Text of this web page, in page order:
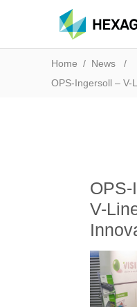
Home / News
/
OPS-Ingersoll – V-
V-